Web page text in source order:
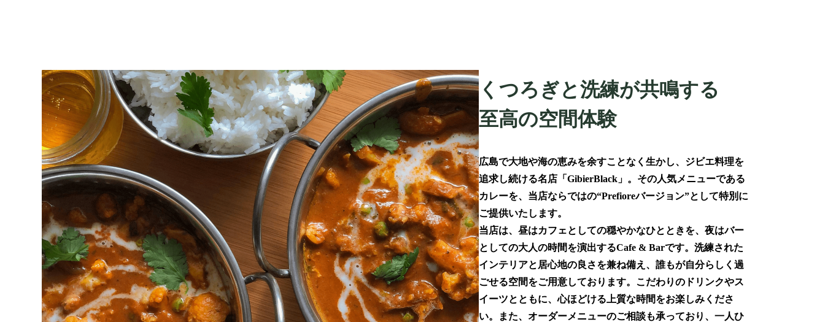
くつろぎと洗練が共鳴する
至高の空間体験
広島で大地や海の恵みを余すことなく生かし、ジビエ料理を
追求し続ける名店「GibierBlack」。その人気メニューである
カレーを、当店ならではの“Prefioreバージョン”として特別に
ご提供いたします。
当店は、昼はカフェとしての穏やかなひとときを、夜はバー
としての大人の時間を演出するCafe & Barです。洗練された
インテリアと居心地の良さを兼ね備え、誰もが自分らしく過
ごせる空間をご用意しております。こだわりのドリンクやス
イーツとともに、心ほどける上質な時間をお楽しみくださ
い。また、オーダーメニューのご相談も承っており、一人ひ